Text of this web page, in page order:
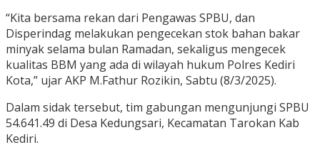
“Kita bersama rekan dari Pengawas SPBU, dan
Disperindag melakukan pengecekan stok bahan bakar
minyak selama bulan Ramadan, sekaligus mengecek
kualitas BBM yang ada di wilayah hukum Polres Kediri
Kota,” ujar AKP M.Fathur Rozikin, Sabtu (8/3/2025).
Dalam sidak tersebut, tim gabungan mengunjungi SPBU
54.641.49 di Desa Kedungsari, Kecamatan Tarokan Kab
Kediri.